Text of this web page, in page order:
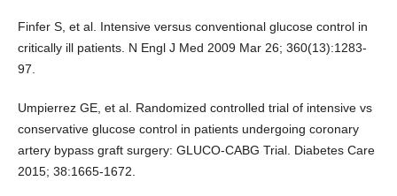
Finfer S, et al. Intensive versus conventional glucose control in
critically ill patients. N Engl J Med 2009 Mar 26; 360(13):1283-
97.
Umpierrez GE, et al. Randomized controlled trial of intensive vs
conservative glucose control in patients undergoing coronary
artery bypass graft surgery: GLUCO-CABG Trial. Diabetes Care
2015; 38:1665-1672.